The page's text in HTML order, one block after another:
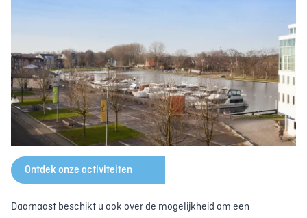
Ontdek onze activiteiten
Daarnaast beschikt u ook over de mogelijkheid om een